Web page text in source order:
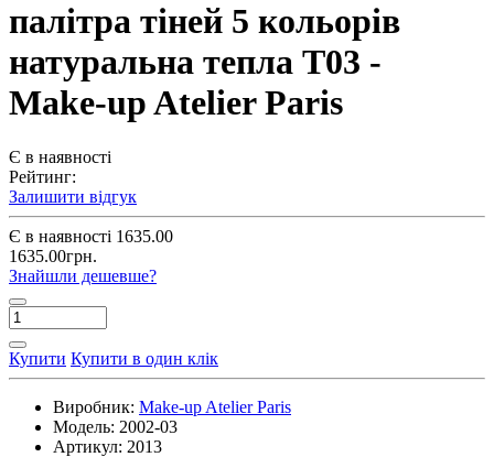
палітра тіней 5 кольорів
натуральна тепла Т03 -
Make-up Atelier Paris
Є в наявності
Рейтинг:
Залишити відгук
Є в наявності 1635.00
1635.00грн.
Знайшли дешевше?
Купити Купити в один клік
Виробник: Make-up Atelier Paris
Модель: 2002-03
Артикул: 2013